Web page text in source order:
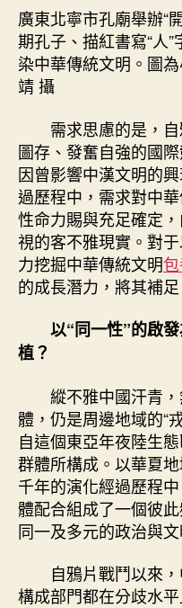
廣東北寧市孔廟舉辦“
期孔子、描紅書寫“人
染中華傳統文明。圖
靖 攝
需求思慮的是，自
圖存、發奮自強的國
因曾影響中漢文明的
過歷程中，需求對中
性命力賜與充足確定
視的客不雅現實。對
力挖掘中華傳統文明
的成長潛力，將其補足
以“同一性”的啟
植？
縱不雅中國汗青，
體，仍是周邊地域的“
自這個東亞年夜陸生
群體所構成。以華夏
千年的演化經過歷程
體配合組成了一個彼
同一及多元的政治與文
自鴉片戰鬥以來，
構成部門都在分歧水